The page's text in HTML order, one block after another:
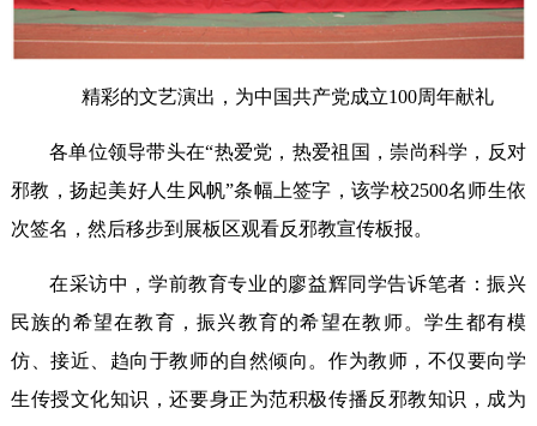
精彩的文艺演出，为中国共产党成立100周年献礼
各单位领导带头在“热爱党，热爱祖国，崇尚科学，反对
邪教，扬起美好人生风帆”条幅上签字，该学校2500名师生依
次签名，然后移步到展板区观看反邪教宣传板报。
在采访中，学前教育专业的廖益辉同学告诉笔者：振兴
民族的希望在教育，振兴教育的希望在教师。学生都有模
仿、接近、趋向于教师的自然倾向。作为教师，不仅要向学
生传授文化知识，还要身正为范积极传播反邪教知识，成为